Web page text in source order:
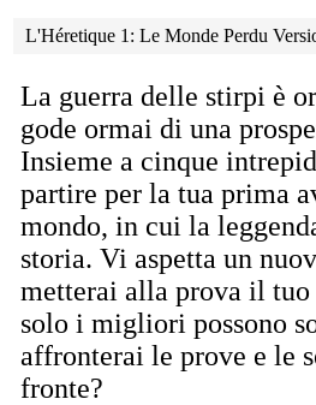
L'Héretique 1: Le Monde Perdu
La guerra delle stirpi è
gode ormai di una
Insieme a cinque
partire per la tua prima
mondo, in cui la
storia. Vi aspetta un
metterai alla prova il
solo i migliori possono
affronterai le prove e le
fronte?